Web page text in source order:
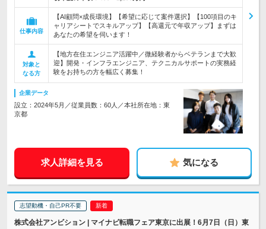
仕事内容
【AI顧問×成長環境】【希望に応じて案件選択】【100項目のキ
ャリアシートでスキルアップ】【高還元で年収アップ】まずは
あなたの希望を伺います！
対象と
なる方
【地方在住エンジニア活躍中／微経験者からベテランまで大歓
迎】開発・インフラエンジニア、テクニカルサポートの実務経
験をお持ちの方を幅広く募集！
企業データ
設立：2024年5月／従業員数：60人／本社所在地：東
京都
求人詳細を見る 気になる
志望動機・自己PR不要
株式会社アンビション | マイナビ転職フェア東京に出展！6月7日（日）東